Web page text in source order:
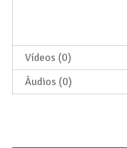
Vídeos (0)
Àudios (0)